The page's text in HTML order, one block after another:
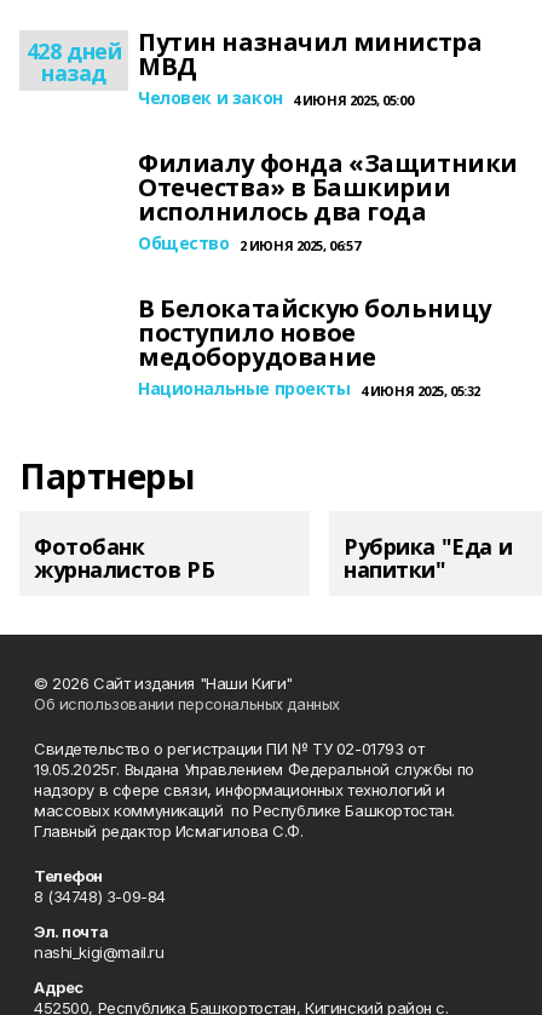
428 дней
назад
Путин назначил министра
МВД
Человек и закон 4 ИЮНЯ 2025, 05:00
Филиалу фонда «Защитники
Отечества» в Башкирии
исполнилось два года
Общество 2 ИЮНЯ 2025, 06:57
В Белокатайскую больницу
поступило новое
медоборудование
Национальные проекты 4 ИЮНЯ 2025, 05:32
Партнеры
Фотобанк
журналистов РБ
Рубрика "Еда и
напитки"
© 2026 Сайт издания "Наши Киги"
Об использовании персональных данных
Свидетельство о регистрации ПИ № ТУ 02-01793 от
19.05.2025г. Выдана Управлением Федеральной службы по
надзору в сфере связи, информационных технологий и
массовых коммуникаций по Республике Башкортостан.
Главный редактор Исмагилова С.Ф.
Телефон
8 (34748) 3-09-84
Эл. почта
nashi_kigi@mail.ru
Адрес
452500, Республика Башкортостан, Кигинский район с.